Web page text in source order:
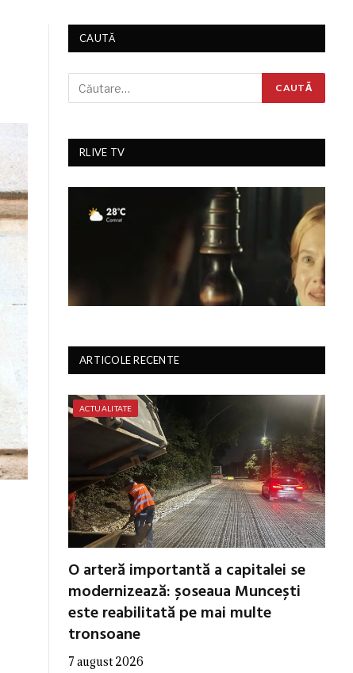
CAUTĂ
RLIVE TV
ARTICOLE RECENTE
ACTUALITATE
O arteră importantă a capitalei se
modernizează: șoseaua Muncești
este reabilitată pe mai multe
tronsoane
7 august 2026